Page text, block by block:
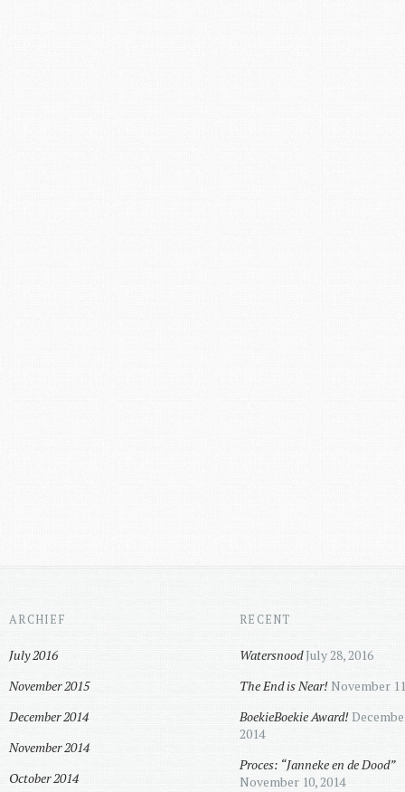
ARCHIEF
July 2016
November 2015
December 2014
November 2014
October 2014
RECENT
Watersnood July 28, 2016
The End is Near!November
BoekieBoekie Award!
2014
Proces: “Janneke en de Dood”
November 10, 2014